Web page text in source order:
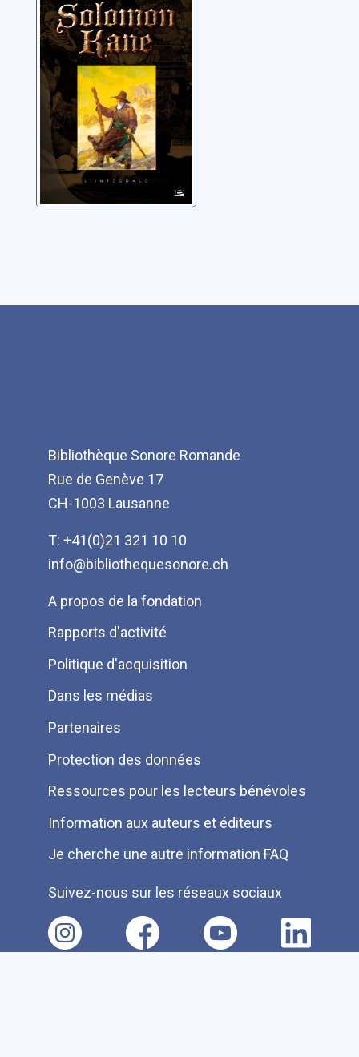
Howard, Robert Ervin
Bibliothèque Sonore Romande
Rue de Genève 17
CH-1003 Lausanne
T: +41(0)21 321 10 10
info@bibliothequesonore.ch
Menu
Pied
de
page
A propos de la fondation
Rapports d'activité
Politique d'acquisition
Dans les médias
Partenaires
Protection des données
Ressources pour les lecteurs bénévoles
Information aux auteurs et éditeurs
Je cherche une autre information FAQ
Suivez-nous sur les réseaux sociaux